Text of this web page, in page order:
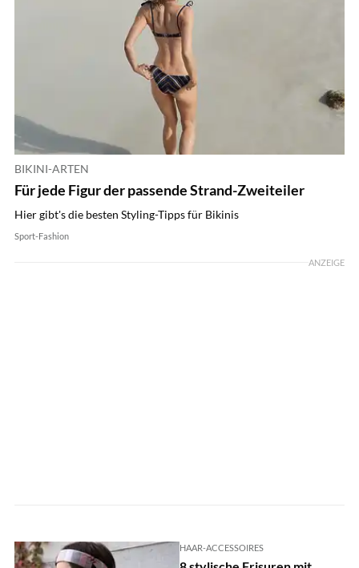
BIKINI-ARTEN
Für jede Figur der passende Strand-Zweiteiler
Hier gibt's die besten Styling-Tipps für Bikinis
Sport-Fashion
ANZEIGE
HAAR-ACCESSOIRES